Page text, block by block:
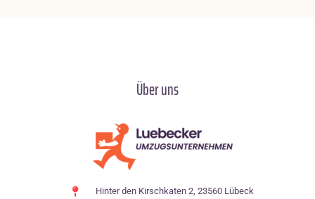
Über uns
Hinter den Kirschkaten 2, 23560 Lübeck